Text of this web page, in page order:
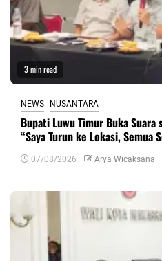
3 min read
NEWS NUSANTARA
Bupati Luwu Timur Buka Suara
“Saya Turun ke Lokasi, Semua
07/08/2026 Arya Wicaksana